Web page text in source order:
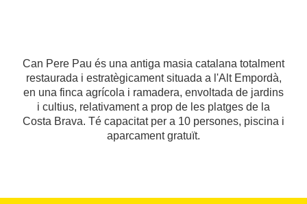
Can Pere Pau és una antiga masia catalana totalment
restaurada i estratègicament situada a l'Alt Empordà,
en una finca agrícola i ramadera, envoltada de jardins
i cultius, relativament a prop de les platges de la
Costa Brava. Té capacitat per a 10 persones, piscina i
aparcament gratuït.